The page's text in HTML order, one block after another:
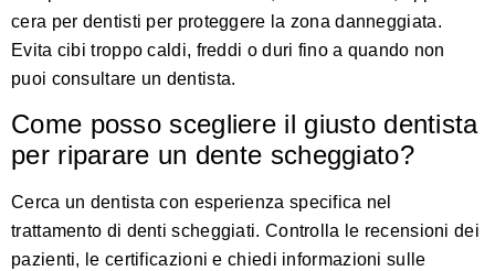
cera per dentisti per proteggere la zona danneggiata.
Evita cibi troppo caldi, freddi o duri fino a quando non
puoi consultare un dentista.
Come posso scegliere il giusto dentista
per riparare un dente scheggiato?
Cerca un dentista con esperienza specifica nel
trattamento di denti scheggiati. Controlla le recensioni dei
pazienti, le certificazioni e chiedi informazioni sulle